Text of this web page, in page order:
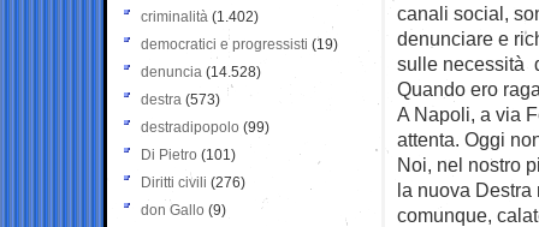
canali social,
denunciare e
sulle necessità
Quando ero
A Napoli, a via
attenta. Oggi
Noi, nel nostro
la nuova
comunque,
criminalità (1.402)
democratici e progressisti (19)
denuncia (14.528)
destra (573)
destradipopolo (99)
Di Pietro (101)
Diritti civili (276)
don Gallo (9)